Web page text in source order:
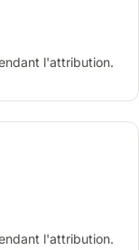
l'attribution.
l'attribution.